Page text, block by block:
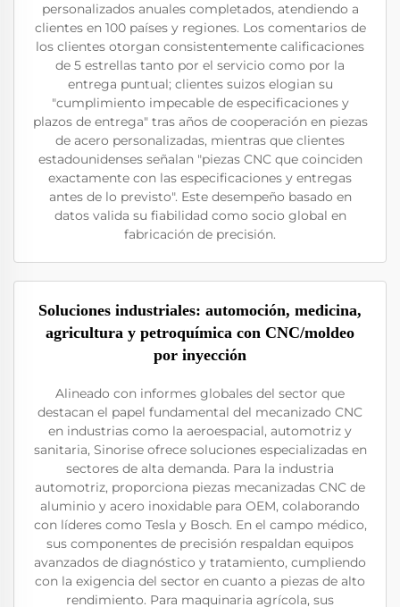
personalizados anuales completados, atendiendo a
clientes en 100 países y regiones. Los comentarios de
los clientes otorgan consistentemente calificaciones
de 5 estrellas tanto por el servicio como por la
entrega puntual; clientes suizos elogian su
"cumplimiento impecable de especificaciones y
plazos de entrega" tras años de cooperación en piezas
de acero personalizadas, mientras que clientes
estadounidenses señalan "piezas CNC que coinciden
exactamente con las especificaciones y entregas
antes de lo previsto". Este desempeño basado en
datos valida su fiabilidad como socio global en
fabricación de precisión.
Soluciones industriales: automoción, medicina,
agricultura y petroquímica con CNC/moldeo
por inyección
Alineado con informes globales del sector que
destacan el papel fundamental del mecanizado CNC
en industrias como la aeroespacial, automotriz y
sanitaria, Sinorise ofrece soluciones especializadas en
sectores de alta demanda. Para la industria
automotriz, proporciona piezas mecanizadas CNC de
aluminio y acero inoxidable para OEM, colaborando
con líderes como Tesla y Bosch. En el campo médico,
sus componentes de precisión respaldan equipos
avanzados de diagnóstico y tratamiento, cumpliendo
con la exigencia del sector en cuanto a piezas de alto
rendimiento. Para maquinaria agrícola, sus